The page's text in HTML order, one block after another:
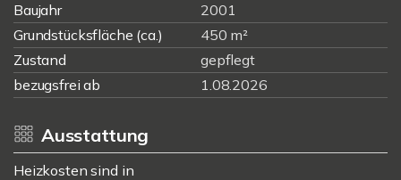
Baujahr
2001
Grundstücksfläche (ca.)
450 m²
Zustand
gepflegt
bezugsfrei ab
1.08.2026
Ausstattung
Heizkosten sind in